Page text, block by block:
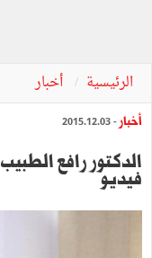
الرئيسية أخبار
أخبار - 2015.12.03
الدكتور رافع
فيديو